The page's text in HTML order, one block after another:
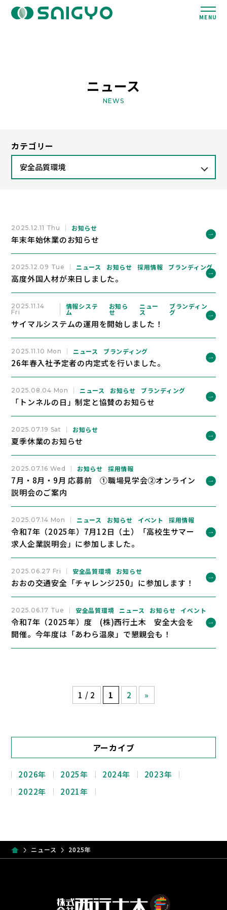
MENU
ニュース
NEWS
カテゴリー
2025.12.11 Thu お知らせ
年末年始休業のお知らせ
2025.12.09 Tue ニュース お知らせ 採用情報 ブランディング
高度外国人材が来日しました。
2025.11.14
Fri
情報システ
ム
お知ら
せ
ニュー
ス
ブランディン
グ
サイマルシステムの運用を開始しました！
2025.11.10 Mon ニュース ブランディング
26年春入社予定者の内定式を行いました。
2025.08.04 Mon ニュース お知らせ ブランディング
「トンネルの日」制定と協賛のお知らせ
2025.07.19 Sat お知らせ
夏季休業のお知らせ
2025.07.16 Wed お知らせ 採用情報
7月・8月・9月 応募前 ①職場見学会②オンライン
説明会のご案内
2025.07.14 Mon ニュース お知らせ イベント 採用情報
令和7年（2025年）7月12日（土）「高校生サマー
求人企業説明会」に参加しました。
2025.06.27 Fri 安全品質環境 お知らせ
おおの交通安全「チャレンジ250」に参加します！
2025.06.17 Tue 安全品質環境 ニュース お知らせ イベント
令和7年（2025年）度 (株)西行土木 安全大会を
開催。今年度は「あわら温泉」で懇親会も！
1 / 2 1 2 »
アーカイブ
2026年 2025年 2024年
2023年
2022年
2021年
ニュース 2025年